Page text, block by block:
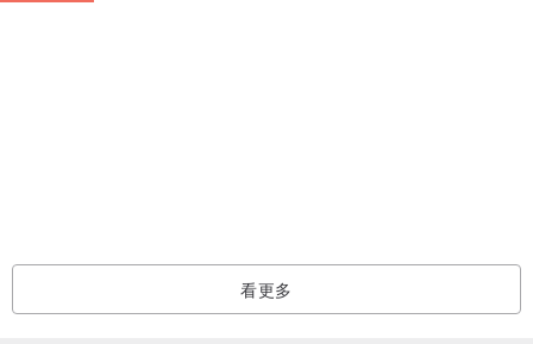
使用拭銀布擦拭即可，請勿使用洗銀水
看更多